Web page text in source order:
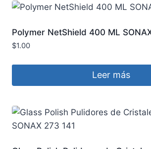
Polymer NetShield 400 ML
$1.00
Leer más